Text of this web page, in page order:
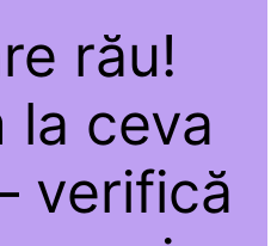
rău!
la ceva
verifică